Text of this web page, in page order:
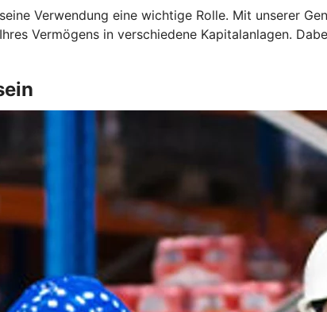
Verwendung eine wichtige Rolle. Mit unserer
Vermögens in verschiedene Kapitalanlagen.